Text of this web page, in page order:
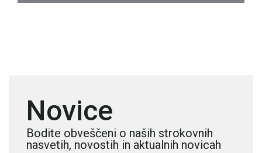
Novice
Bodite obveščeni o naših strokovnih
nasvetih, novostih in aktualnih novicah